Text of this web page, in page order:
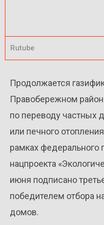
Rutube
Продолжается
Правобережном
по переводу частных
или печного
рамках федерального
нацпроекта
июня подписано
победителем отбора
домов.